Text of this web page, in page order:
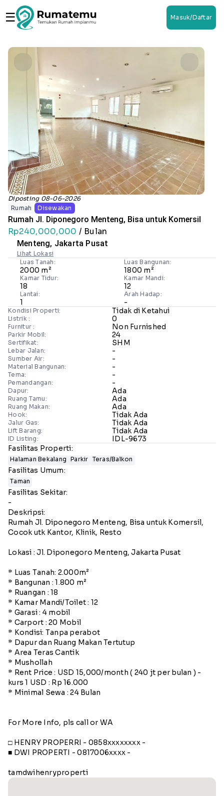
☰ Masuk/Daftar
Diposting 08-06-2026
Rumah
Disewakan
Rumah Jl. Diponegoro Menteng, Bisa untuk Komersil
Rp240,000,000 / Bulan
Menteng, Jakarta Pusat
Lihat Lokasi
Luas Tanah:
2000 m²
Luas Bangunan:
1800 m²
Kamar Tidur:
18
Kamar Mandi:
12
Lantai:
1
Arah Hadap:
-
Kondisi Properti: Tidak di Ketahui
Listrik : 0
Furnitur : Non Furnished
Parkir Mobil: 24
Sertifikat: SHM
Lebar Jalan: -
Sumber Air: -
Material Bangunan: -
Tema: -
Pemandangan: -
Dapur: Ada
Ruang Tamu: Ada
Ruang Makan: Ada
Hook: Tidak Ada
Jalur Gas: Tidak Ada
Lift Barang: Tidak Ada
ID Listing:
IDL-9673
Fasilitas Properti:
Halaman Bekalang Parkir Teras/Balkon
Fasilitas Umum:
Taman
Fasilitas Sekitar:
-
Deskripsi:
Rumah Jl. Diponegoro Menteng, Bisa untuk Komersil,
Cocok utk Kantor, Klinik, Resto
Lokasi : Jl. Diponegoro Menteng, Jakarta Pusat
* Luas Tanah: 2.000m²
* Bangunan : 1.800 m²
* Ruangan : 18
* Kamar Mandi/Toilet : 12
* Garasi : 4 mobil
* Carport : 20 Mobil
* Kondisi: Tanpa perabot
* Dapur dan Ruang Makan Tertutup
* Area Teras Cantik
* Mushollah
* Rent Price : USD 15,000/month ( 240 jt per bulan ) -
kurs 1 USD : Rp 16.000
* Minimal Sewa : 24 Bulan
For More Info, pls call or WA
□ HENRY PROPERRI - 0858xxxxxxxx -
■ DWI PROPERTI - 0817006xxxx -
tamdwihenryproperti